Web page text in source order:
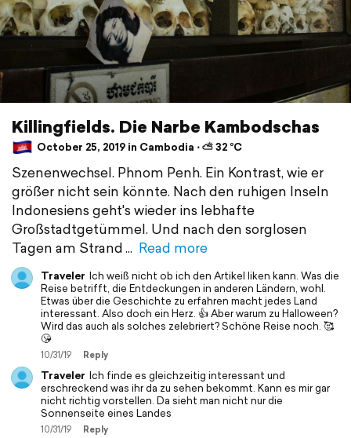
Killingfields. Die Narbe Kambodschas
October 25, 2019 in Cambodia ⋅ ⛅ 32 °C
Szenenwechsel. Phnom Penh. Ein Kontrast, wie er
größer nicht sein könnte. Nach den ruhigen Inseln
Indonesiens geht's wieder ins lebhafte
Großstadtgetümmel. Und nach den sorglosen
Tagen am Strand
Read more
Traveler Ich weiß nicht ob ich den Artikel liken kann. Was die
Reise betrifft, die Entdeckungen in anderen Ländern, wohl.
Etwas über die Geschichte zu erfahren macht jedes Land
interessant. Also doch ein Herz. 👍 Aber warum zu Halloween?
Wird das auch als solches zelebriert? Schöne Reise noch. 🥰
😘
10/31/19 Reply
Traveler Ich finde es gleichzeitig interessant und
erschreckend was ihr da zu sehen bekommt. Kann es mir gar
nicht richtig vorstellen. Da sieht man nicht nur die
Sonnenseite eines Landes
10/31/19 Reply